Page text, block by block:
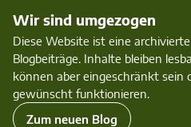
Wir sind umgezogen
Diese Website ist eine
Blogbeiträge. Inhalte bleiben
können aber eingeschränkt sein
gewünscht funktionieren.
Zum neuen Blog